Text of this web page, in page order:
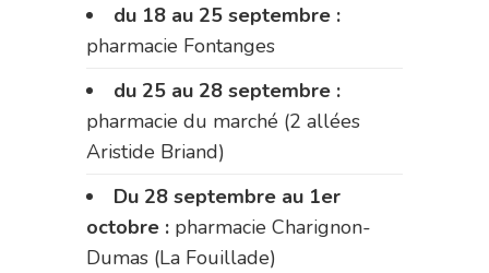
du 18 au 25 septembre :
pharmacie Fontanges
du 25 au 28 septembre :
pharmacie du marché (2 allées
Aristide Briand)
Du 28 septembre au 1er
octobre : pharmacie Charignon-
Dumas (La Fouillade)